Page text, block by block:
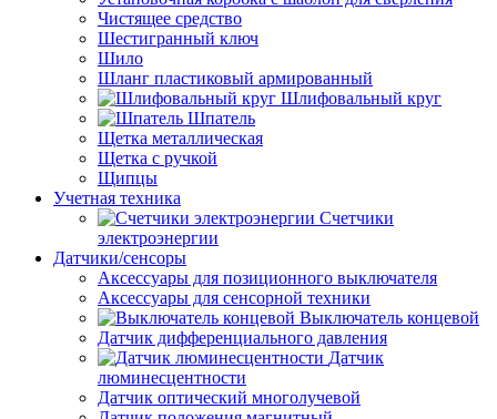
Чистящее средство
Шестигранный ключ
Шило
Шланг пластиковый армированный
Шлифовальный круг
Шпатель
Щетка металлическая
Щетка с ручкой
Щипцы
Учетная техника
Счетчики
электроэнергии
Датчики/сенсоры
Аксессуары для позиционного выключателя
Аксессуары для сенсорной техники
Выключатель концевой
Датчик дифференциального давления
Датчик
люминесцентности
Датчик оптический многолучевой